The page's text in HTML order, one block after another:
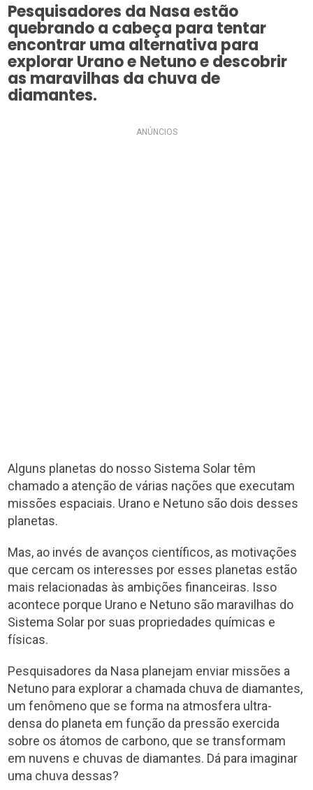
Pesquisadores da Nasa estão
quebrando a cabeça para tentar
encontrar uma alternativa para
explorar Urano e Netuno e descobrir
as maravilhas da chuva de
diamantes.
ANÚNCIOS
Alguns planetas do nosso Sistema Solar têm
chamado a atenção de várias nações que executam
missões espaciais. Urano e Netuno são dois desses
planetas.
Mas, ao invés de avanços científicos, as motivações
que cercam os interesses por esses planetas estão
mais relacionadas às ambições financeiras. Isso
acontece porque Urano e Netuno são maravilhas do
Sistema Solar por suas propriedades químicas e
físicas.
Pesquisadores da Nasa planejam enviar missões a
Netuno para explorar a chamada chuva de diamantes,
um fenômeno que se forma na atmosfera ultra-
densa do planeta em função da pressão exercida
sobre os átomos de carbono, que se transformam
em nuvens e chuvas de diamantes. Dá para imaginar
uma chuva dessas?